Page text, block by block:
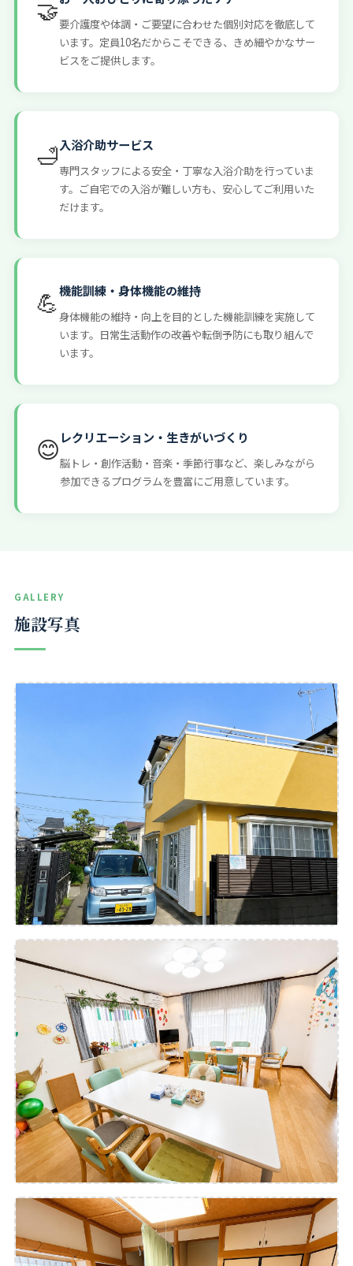
🤝要介護度や体調・ご要望に合わせた個別対応を徹底して
います。定員10名だからこそできる、きめ細やかなサー
ビスをご提供します。
🛁入浴介助サービス
専門スタッフによる安全・丁寧な入浴介助を行っていま
す。ご自宅での入浴が難しい方も、安心してご利用いた
だけます。
💪機能訓練・身体機能の維持
身体機能の維持・向上を目的とした機能訓練を実施して
います。日常生活動作の改善や転倒予防にも取り組んで
います。
😊 レクリエーション・生きがいづくり
脳トレ・創作活動・音楽・季節行事など、楽しみながら
参加できるプログラムを豊富にご用意しています。
GALLERY
施設写真